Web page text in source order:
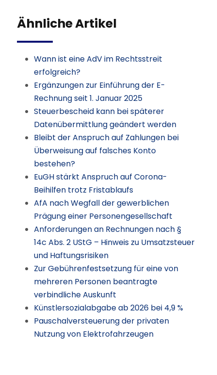
Ähnliche Artikel
Wann ist eine AdV im Rechtsstreit
erfolgreich?
Ergänzungen zur Einführung der E-
Rechnung seit 1. Januar 2025
Steuerbescheid kann bei späterer
Datenübermittlung geändert werden
Bleibt der Anspruch auf Zahlungen bei
Überweisung auf falsches Konto
bestehen?
EuGH stärkt Anspruch auf Corona-
Beihilfen trotz Fristablaufs
AfA nach Wegfall der gewerblichen
Prägung einer Personengesellschaft
Anforderungen an Rechnungen nach §
14c Abs. 2 UStG – Hinweis zu Umsatzsteuer
und Haftungsrisiken
Zur Gebührenfestsetzung für eine von
mehreren Personen beantragte
verbindliche Auskunft
Künstlersozialabgabe ab 2026 bei 4,9 %
Pauschalversteuerung der privaten
Nutzung von Elektrofahrzeugen